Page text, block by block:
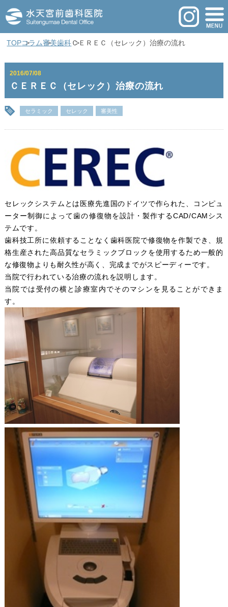
TOPコラム審美歯科ＣＥＲＥＣ（セレック）治療の流れ
2016/07/08
ＣＥＲＥＣ（セレック）治療の流れ
セラミック セレック 審美性
セレックシステムとは医療先進国のドイツで作られた、コンピュ
ーター制御によって歯の修復物を設計・製作するCAD/CAMシス
テムです。
歯科技工所に依頼することなく歯科医院で修復物を作製でき、規
格生産された高品質なセラミックブロックを使用するため一般的
な修復物よりも耐久性が高く、完成までがスピーディーです。
当院で行われている治療の流れを説明します。
当院では受付の横と診療室内でそのマシンを見ることができま
す。